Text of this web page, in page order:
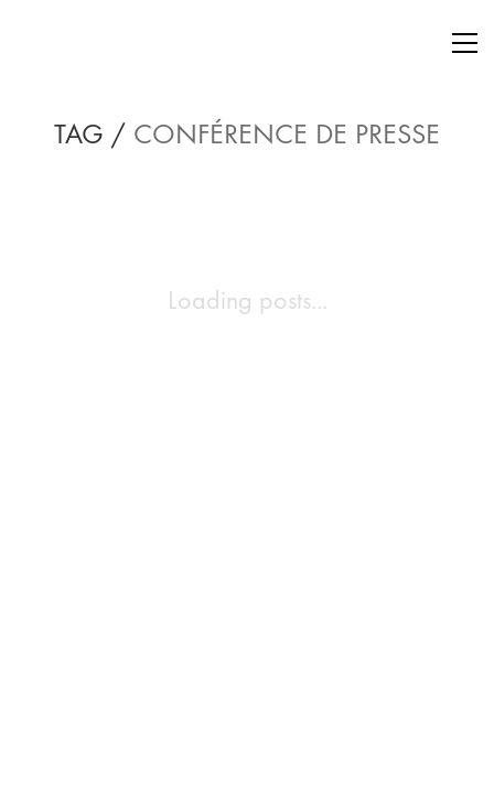
TAG / CONFÉRENCE DE PRESSE
Loading posts...